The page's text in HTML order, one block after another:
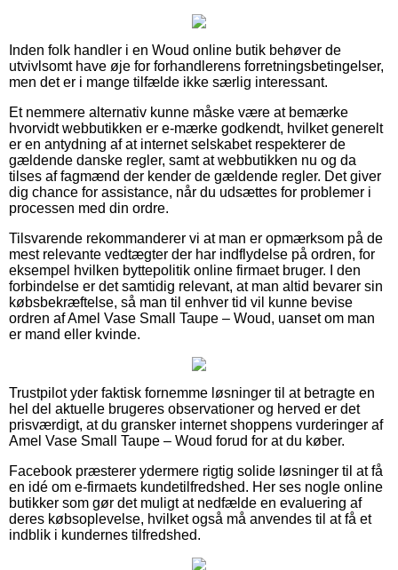
Inden folk handler i en Woud online butik behøver de
utvivlsomt have øje for forhandlerens forretningsbetingelser,
men det er i mange tilfælde ikke særlig interessant.
Et nemmere alternativ kunne måske være at bemærke
hvorvidt webbutikken er e-mærke godkendt, hvilket generelt
er en antydning af at internet selskabet respekterer de
gældende danske regler, samt at webbutikken nu og da
tilses af fagmænd der kender de gældende regler. Det giver
dig chance for assistance, når du udsættes for problemer i
processen med din ordre.
Tilsvarende rekommanderer vi at man er opmærksom på de
mest relevante vedtægter der har indflydelse på ordren, for
eksempel hvilken byttepolitik online firmaet bruger. I den
forbindelse er det samtidig relevant, at man altid bevarer sin
købsbekræftelse, så man til enhver tid vil kunne bevise
ordren af Amel Vase Small Taupe – Woud, uanset om man
er mand eller kvinde.
Trustpilot yder faktisk fornemme løsninger til at betragte en
hel del aktuelle brugeres observationer og herved er det
prisværdigt, at du gransker internet shoppens vurderinger af
Amel Vase Small Taupe – Woud forud for at du køber.
Facebook præsterer ydermere rigtig solide løsninger til at få
en idé om e-firmaets kundetilfredshed. Her ses nogle online
butikker som gør det muligt at nedfælde en evaluering af
deres købsoplevelse, hvilket også må anvendes til at få et
indblik i kundernes tilfredshed.